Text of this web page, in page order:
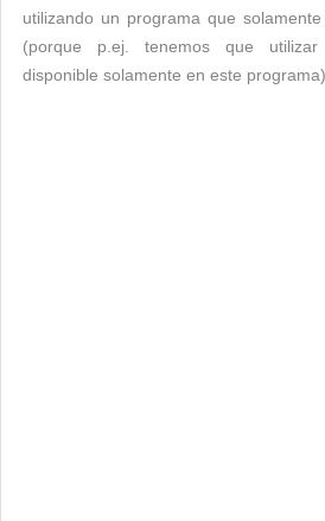
utilizando un programa que
(porque p.ej. tenemos que
disponible solamente en este programa).